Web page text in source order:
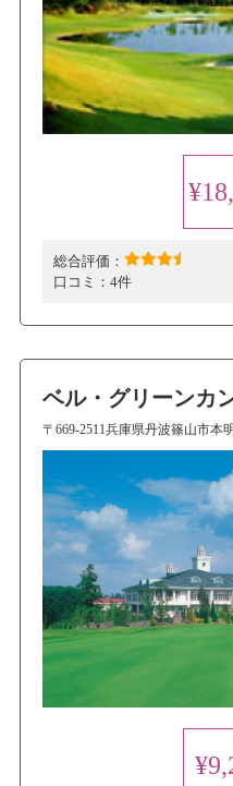
総合評価：
口コミ： 4件
ベル・グリーンカ
〒669-2511兵庫県丹波篠山市本